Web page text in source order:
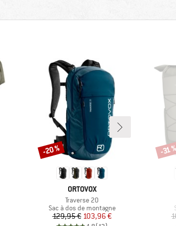
MARQUE
ORTOVOX
Article
Traverse 20
Product group
Sac à dos de montagne
Prix
129,95 €Prix réduit
103,96 €
Remise
-20 % -31